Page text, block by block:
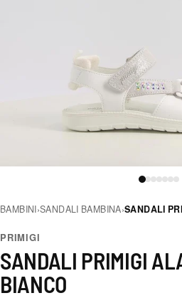
BAMBINI›SANDALI BAMBINA›SANDALI
PRIMIGI
SANDALI PRIMIGI
BIANCO